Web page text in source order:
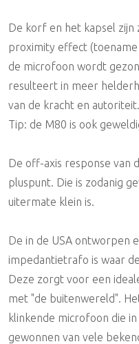
De korf en het kapsel
proximity effect
de microfoon wordt
resulteert in meer
van de kracht en autoriteit.
Tip: de M80 is ook
De off-axis response van
pluspunt. Die is zodanig
uitermate klein is.
De in de USA ontworpen
impedantietrafo is waar
Deze zorgt voor een
met "de buitenwereld".
klinkende microfoon die
gewonnen van vele